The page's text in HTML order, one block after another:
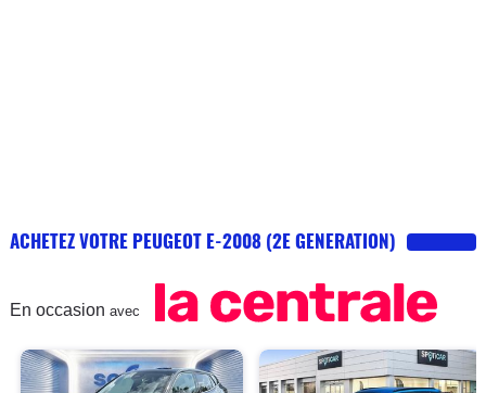
ACHETEZ VOTRE PEUGEOT E-2008 (2E GENERATION)
En occasion avec